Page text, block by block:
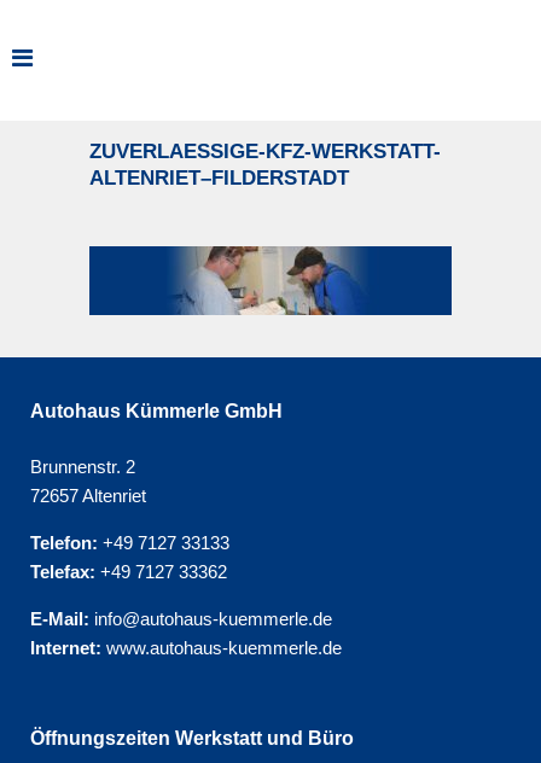
ZUVERLAESSIGE-KFZ-WERKSTATT-
ALTENRIET–FILDERSTADT
Autohaus Kümmerle GmbH
Brunnenstr. 2
72657 Altenriet
Telefon: +49 7127 33133
Telefax: +49 7127 33362
E-Mail: info@autohaus-kuemmerle.de
Internet: www.autohaus-kuemmerle.de
Öffnungszeiten Werkstatt und Büro